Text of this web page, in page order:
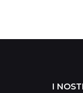
I